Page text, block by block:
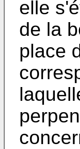
elle
de la
place